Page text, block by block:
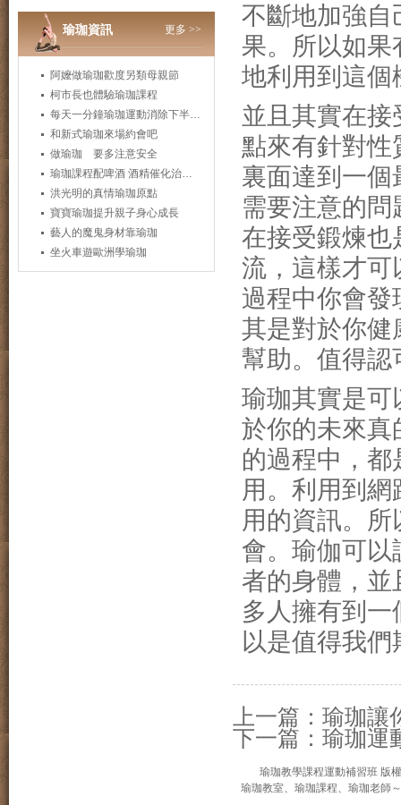
更多 >>
瑜珈資訊
阿嬤做瑜珈歡度另類母親節
柯市長也體驗瑜珈課程
每天一分鐘瑜珈運動消除下半身肥胖
和新式瑜珈來場約會吧
做瑜珈 要多注意安全
瑜珈課程配啤酒 酒精催化治癒身心靈
洪光明的真情瑜珈原點
寶寶瑜珈提升親子身心成長
藝人的魔鬼身材靠瑜珈
坐火車遊歐洲學瑜珈
不斷地加強自
果。 所以如
地利用到這個
並且其實在
點來有針對性
裏面達到一
需要注意的
在接受鍛煉也
流，這樣才可
過程中你會
其是對於你健
幫助。 值得認
瑜珈其實是可
於你的未來真
的過程中，
用。 利用到網
用的資訊。 所
會。 瑜伽可以
者的身體，
多人擁有到
以是值得我們
上一篇： 瑜珈讓
下一篇： 瑜珈運
瑜珈教學課程運動補習班 版
瑜珈教室、瑜珈課程、瑜珈老師